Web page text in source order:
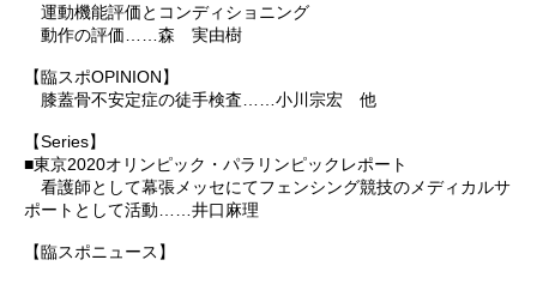
運動機能評価とコンディショニング
動作の評価……森 実由樹
【臨スポOPINION】
膝蓋骨不安定症の徒手検査……小川宗宏 他
【Series】
■東京2020オリンピック・パラリンピックレポート
看護師として幕張メッセにてフェンシング競技のメディカルサ
ポートとして活動……井口麻理
【臨スポニュース】